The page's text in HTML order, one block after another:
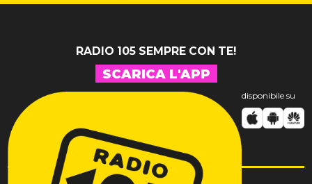
RADIO 105 SEMPRE CON TE!
SCARICA L'APP
disponibile su